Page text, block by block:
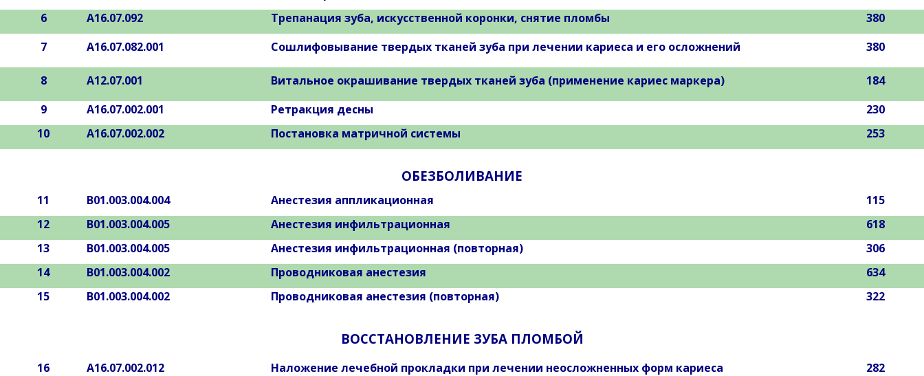
6
А16.07.092 Трепанация зуба, искусственной коронки, снятие пломбы
380
7
А16.07.082.001 Сошлифовывание твердых тканей зуба при лечении кариеса и его осложнений 380
8 А12.07.001 Витальное окрашивание твердых тканей зуба (применение кариес маркера)
184
9
А16.07.002.001 Ретракция десны
230
10
А16.07.002.002 Постановка матричной системы 253
ОБЕЗБОЛИВАНИЕ
11 В01.003.004.004 Анестезия аппликационная
115
12
В01.003.004.005 Анестезия инфильтрационная
618
13
В01.003.004.005 Анестезия инфильтрационная (повторная)
306
14
В01.003.004.002 Проводниковая анестезия
634
15
В01.003.004.002 Проводниковая анестезия (повторная) 322
ВОССТАНОВЛЕНИЕ ЗУБА ПЛОМБОЙ
16 А16.07.002.012 Наложение лечебной прокладки при лечении неосложненных форм кариеса
282